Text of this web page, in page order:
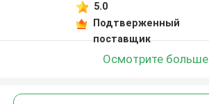
5.0
Подтверженный
поставщик
Осмотрите больше